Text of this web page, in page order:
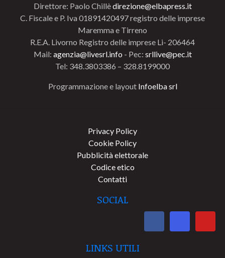
Direttore: Paolo Chillèdirezione@elbapress.it
C. Fiscale e P. Iva 01891420497 registro delle imprese
Maremma e Tirreno
R.E.A. Livorno Registro delle imprese Li- 206464
Mail: agenzia@livesrl.info - Pec: srllive@pec.it
Tel: 348.3803386 – 328.8199000
Programmazione e layout Infoelba srl
Privacy Policy
Cookie Policy
Pubblicità elettorale
Codice etico
Contatti
SOCIAL
LINKS UTILI